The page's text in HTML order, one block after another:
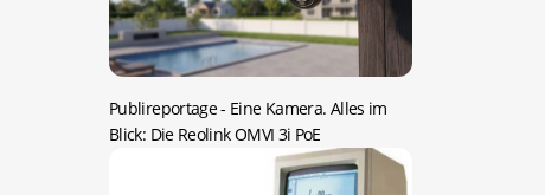
Publireportage - Eine Kamera. Alles im
Blick: Die Reolink OMVI 3i PoE